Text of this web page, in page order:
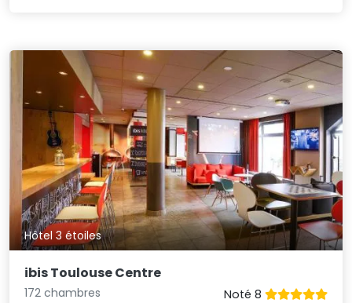
Hôtel 3 étoiles
ibis Toulouse Centre
172 chambres
Noté 8